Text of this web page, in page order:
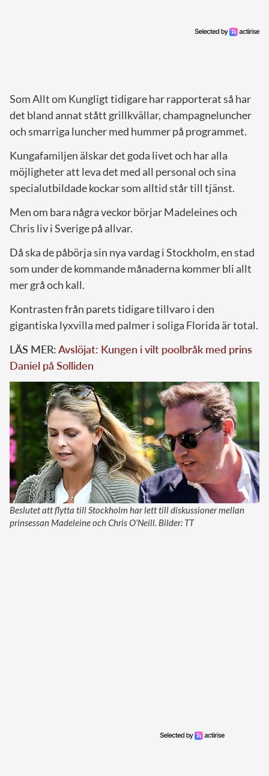
Som Allt om Kungligt tidigare har rapporterat så har
det bland annat stått grillkvällar, champagneluncher
och smarriga luncher med hummer på programmet.
Kungafamiljen älskar det goda livet och har alla
möjligheter att leva det med all personal och sina
specialutbildade kockar som alltid står till tjänst.
Men om bara några veckor börjar Madeleines och
Chris liv i Sverige på allvar.
Då ska de påbörja sin nya vardag i Stockholm, en stad
som under de kommande månaderna kommer bli allt
mer grå och kall.
Kontrasten från parets tidigare tillvaro i den
gigantiska lyxvilla med palmer i soliga Florida är total.
LÄS MER:Avslöjat: Kungen i vilt poolbråk med prins
Daniel på Solliden
Beslutet att flytta till Stockholm har lett till diskussioner mellan
prinsessan Madeleine och Chris O’Neill. Bilder: TT